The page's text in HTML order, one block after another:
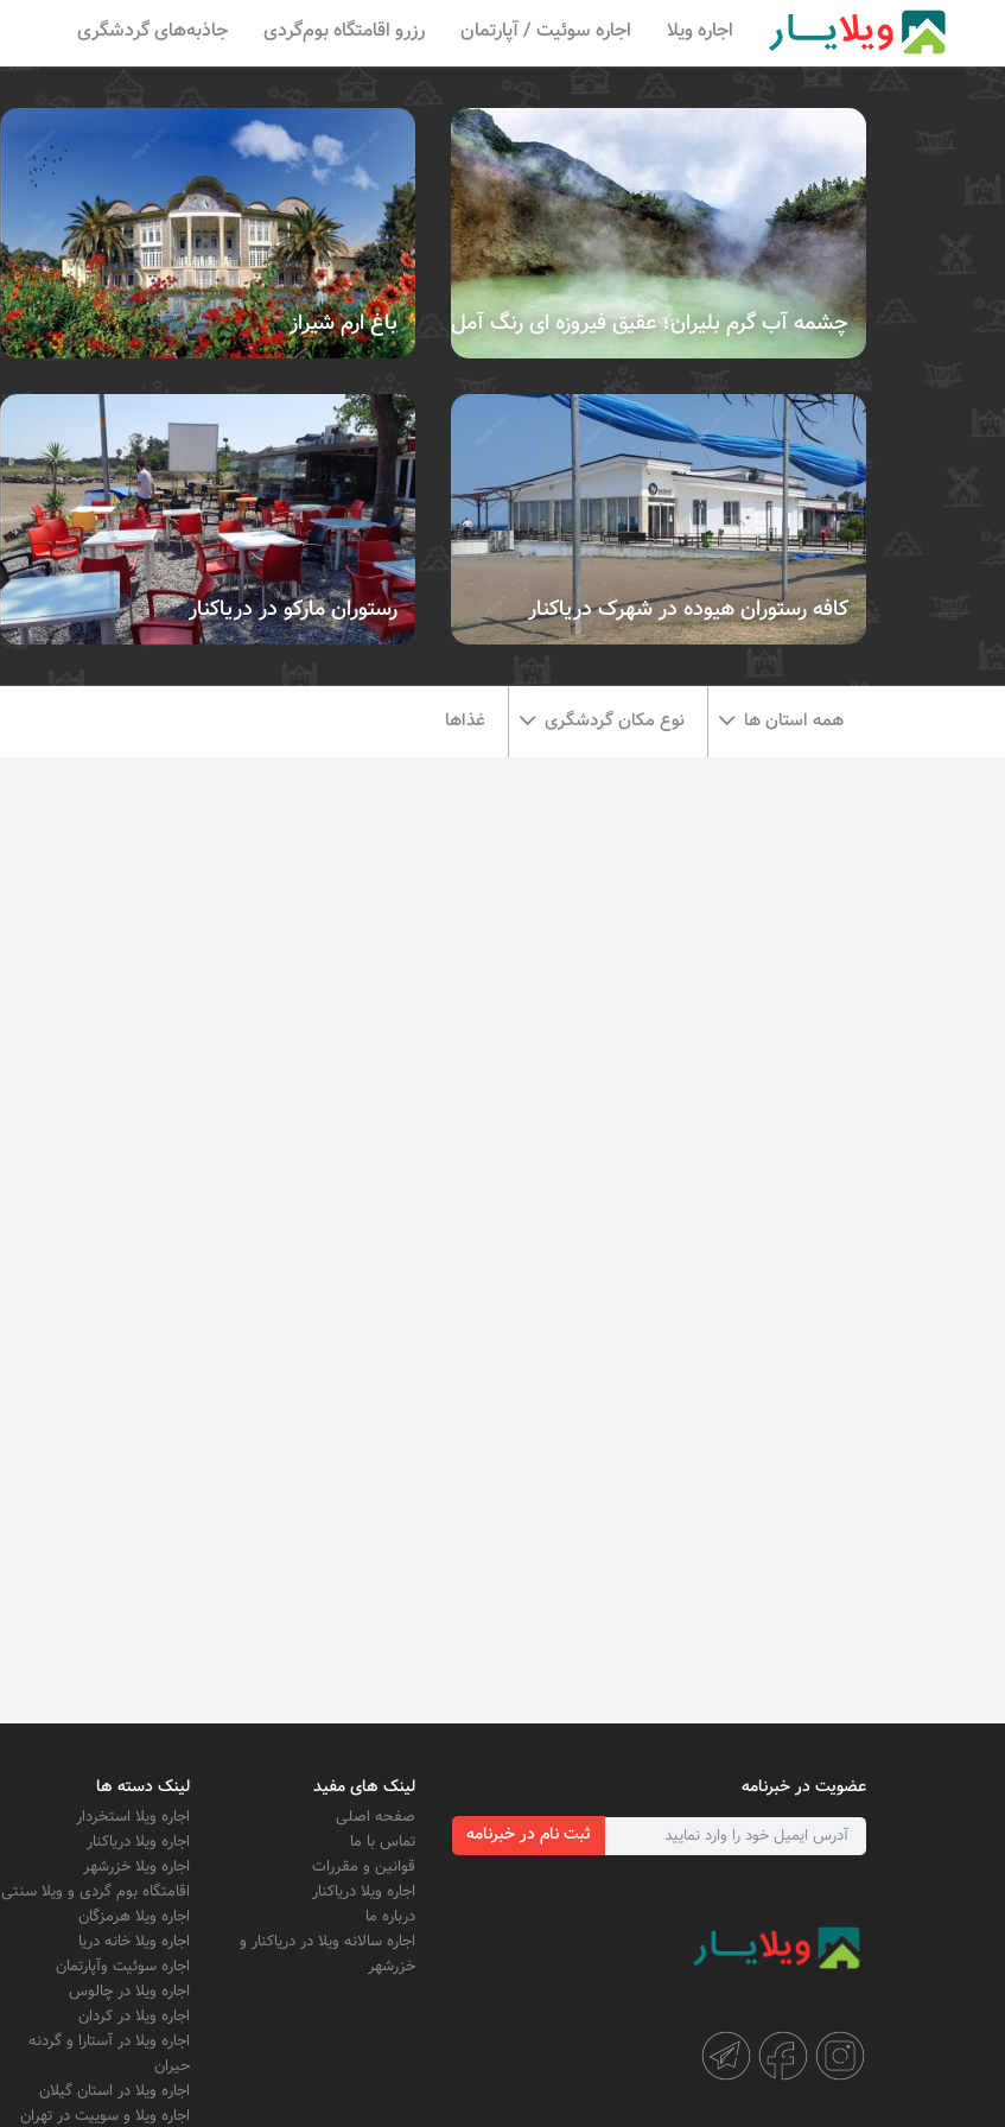
اجاره ویلا اجاره سوئیت / آپارتمان رزرو اقامتگاه بوم‌گردی جاذبه‌های گردشگری
چشمه آب گرم بلیران؛ عقیق فیروزه ای رنگ آمل باغ ارم شیراز
كافه رستوران هيوده در شهرک دریاکنار رستوران مارکو در دریاکنار
همه استان ها نوع مکان گردشگری غذاها
عضویت در خبرنامه
ثبت نام در خبرنامه
لینک های مفید
صفحه اصلی
تماس با ما
قوانین و مقررات
اجاره ویلا دریاکنار
درباره ما
اجاره سالانه ویلا در دریاکنار و
خزرشهر
لینک دسته ها
اجاره ویلا استخردار
اجاره ویلا دریاکنار
اجاره ویلا خزرشهر
اقامتگاه بوم گردی و ویلا سنتی
اجاره ویلا هرمزگان
اجاره ویلا خانه دریا
اجاره سوئیت وآپارتمان
اجاره ویلا در چالوس
اجاره ویلا در کردان
اجاره ویلا در آستارا و گردنه
حیران
اجاره ویلا در استان گیلان
اجاره ویلا و سوییت در تهران